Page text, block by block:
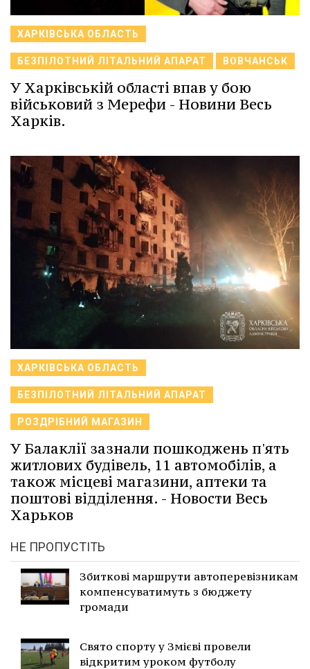
ХАРКІВСЬКА ОБЛАСТЬ
БЕЗПІЛОТНИЙ ЛІТАЛЬНИЙ АПАРАТ ВОВЧАНСЬК
У Харківській області впав у бою
військовий з Мерефи - Новини Весь
Харків.
ХАРКІВСЬКА ОБЛАСТЬ
БЕЗПІЛОТНИЙ ЛІТАЛЬНИЙ АПАРАТ
РОЗДРІБНИЙ МАГАЗИН
У Балаклії зазнали пошкоджень п'ять
житлових будівель, 11 автомобілів, а
також місцеві магазини, аптеки та
поштові відділення. - Новости Весь
Харьков
НЕ ПРОПУСТІТЬ
Збиткові маршрути автоперевізникам
компенсуватимуть з бюджету
громади
Свято спорту у Змієві провели
відкритим уроком футболу